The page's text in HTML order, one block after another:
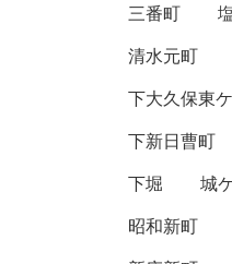
三番町
清水元町
下大久保東
下新日曹町
下堀
城
昭和新町